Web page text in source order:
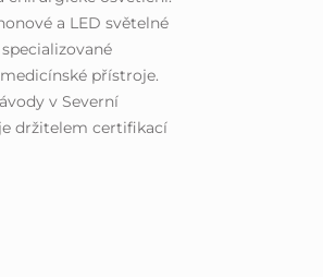
a LED světelné
přístroje.
v Severní
držitelem certifikací